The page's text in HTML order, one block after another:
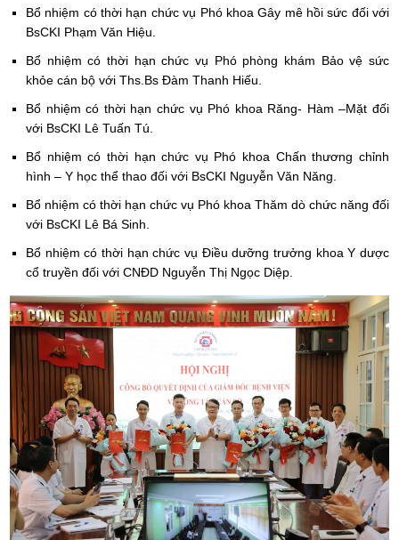
Bổ nhiệm có thời hạn chức vụ Phó khoa Gây mê hồi sức đối với
BsCKI Phạm Văn Hiệu.
Bổ nhiệm có thời hạn chức vụ Phó phòng khám Bảo vệ sức
khỏe cán bộ với Ths.Bs Đàm Thanh Hiếu.
Bổ nhiệm có thời hạn chức vụ Phó khoa Răng- Hàm –Mặt đối
với BsCKI Lê Tuấn Tú.
Bổ nhiệm có thời hạn chức vụ Phó khoa Chấn thương chỉnh
hình – Y học thể thao đối với BsCKI Nguyễn Văn Năng.
Bổ nhiệm có thời hạn chức vụ Phó khoa Thăm dò chức năng đối
với BsCKI Lê Bá Sinh.
Bổ nhiệm có thời hạn chức vụ Điều dưỡng trưởng khoa Y dược
cổ truyền đối với CNĐD Nguyễn Thị Ngọc Diệp.